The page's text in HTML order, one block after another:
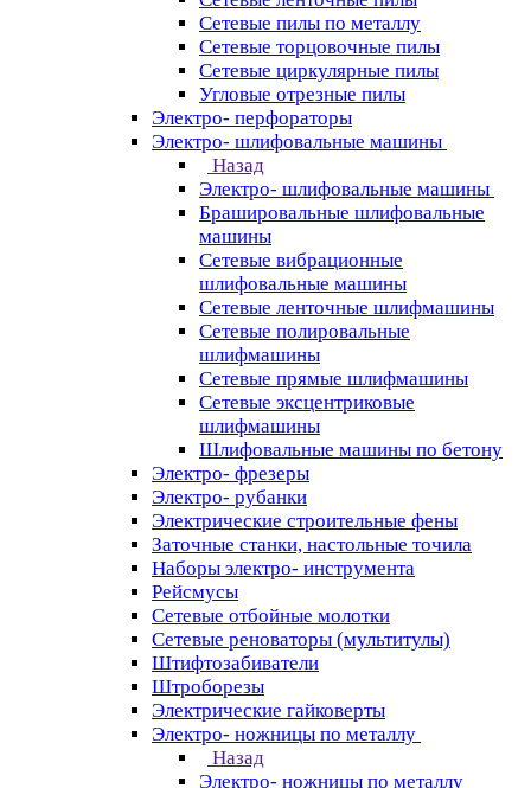
Сетевые пилы по металлу
Сетевые торцовочные пилы
Сетевые циркулярные пилы
Угловые отрезные пилы
Электро- перфораторы
Электро- шлифовальные машины
Назад
Электро- шлифовальные машины
Брашировальные шлифовальные
машины
Сетевые вибрационные
шлифовальные машины
Сетевые ленточные шлифмашины
Сетевые полировальные
шлифмашины
Сетевые прямые шлифмашины
Сетевые эксцентриковые
шлифмашины
Шлифовальные машины по бетону
Электро- фрезеры
Электро- рубанки
Электрические строительные фены
Заточные станки, настольные точила
Наборы электро- инструмента
Рейсмусы
Сетевые отбойные молотки
Сетевые реноваторы (мультитулы)
Штифтозабиватели
Штроборезы
Электрические гайковерты
Электро- ножницы по металлу
Назад
Электро- ножницы по металлу